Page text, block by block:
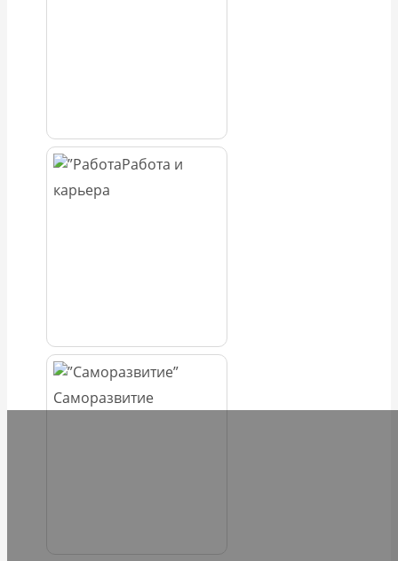
Работа и
карьера
Саморазвитие